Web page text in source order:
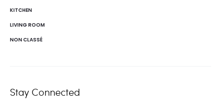
KITCHEN
LIVING ROOM
NON CLASSÉ
Stay Connected